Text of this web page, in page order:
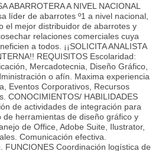
ABARROTERA A NIVEL NACIONAL
líder de abarrotes º1 a nivel nacional,
el mejor distribuidor de abarrotes y
relaciones comerciales cuya
a todos. ¡¡SOLICITA ANALISTA
REQUISITOS Escolaridad:
Mercadotecnia, Diseño Gráfico,
o afín. Maxima experiencia
Eventos Corporativos, Recursos
CONOCIMIENTOS/ HABILIDADES
de actividades de integración para
de herramientas de diseño gráfico y
de Office, Adobe Suite, Ilustrator,
Comunicación efectiva.
FUNCIONES Coordinación logística de